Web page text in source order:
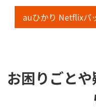
auひかり Netflixパ
お困り​ごと